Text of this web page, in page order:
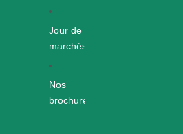
Jour de
marchés
Nos
brochures